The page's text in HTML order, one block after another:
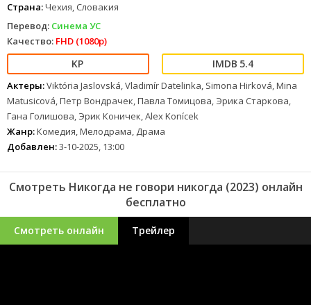
Страна:Чехия, Словакия
Перевод: Синема УС
Качество: FHD (1080p)
5.4
Актеры:Viktória Jaslovská, Vladimír Datelinka, Simona Hirková, Mina
Matusicová, Петр Вондрачек, Павла Томицова, Эрика Старкова,
Гана Голишова, Эрик Коничек, Alex Konícek
Жанр:Комедия, Мелодрама, Драма
Добавлен:3-10-2025, 13:00
Смотреть Никогда не говори никогда (2023) онлайн
бесплатно
Смотреть онлайн Трейлер